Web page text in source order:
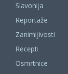
Slavonija
Reportaže
Zanimljivosti
Recepti
Osmrtnice